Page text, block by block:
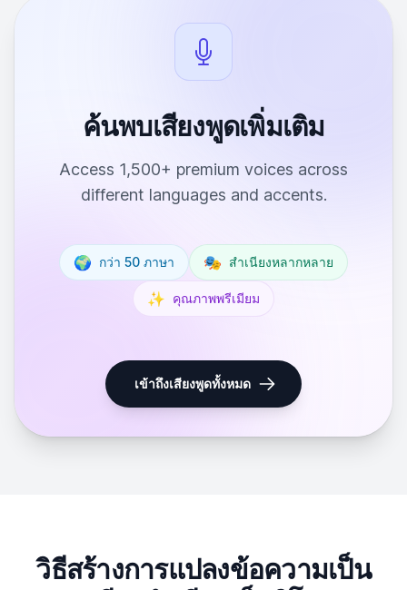
ค้นพบเสียงพูดเพิ่มเติม
Access 1,500+ premium voices across
different languages and accents.
🌍 กว่า 50 ภาษา 🎭 สำเนียงหลากหลาย
✨ คุณภาพพรีเมียม
เข้าถึงเสียงพูดทั้งหมด
วิธีสร้างการแปลงข้อความเป็น